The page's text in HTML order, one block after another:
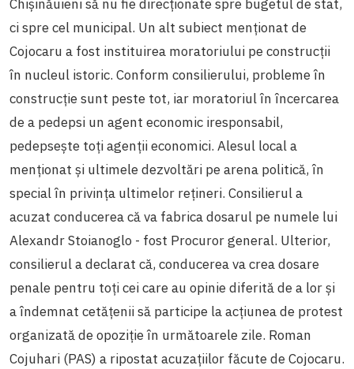
Chișinăuieni să nu fie direcționate spre bugetul de stat,
ci spre cel municipal. Un alt subiect menționat de
Cojocaru a fost instituirea moratoriului pe construcții
în nucleul istoric. Conform consilierului, probleme în
construcție sunt peste tot, iar moratoriul în încercarea
de a pedepsi un agent economic iresponsabil,
pedepsește toți agenții economici. Alesul local a
menționat și ultimele dezvoltări pe arena politică, în
special în privința ultimelor rețineri. Consilierul a
acuzat conducerea că va fabrica dosarul pe numele lui
Alexandr Stoianoglo - fost Procuror general. Ulterior,
consilierul a declarat că, conducerea va crea dosare
penale pentru toți cei care au opinie diferită de a lor și
a îndemnat cetățenii să participe la acțiunea de protest
organizată de opoziție în următoarele zile. Roman
Cojuhari (PAS) a ripostat acuzațiilor făcute de Cojocaru.